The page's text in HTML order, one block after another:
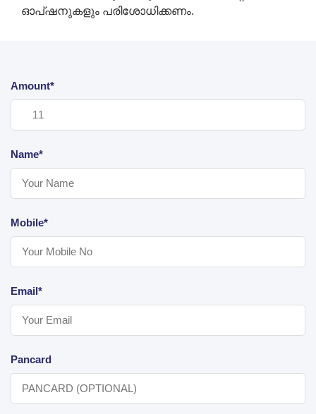
ഓപ്ഷനുകളും പരിശോധിക്കണം.
Amount*
Name*
Mobile*
Email*
Pancard